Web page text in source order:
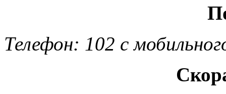
Телефон: 102 с